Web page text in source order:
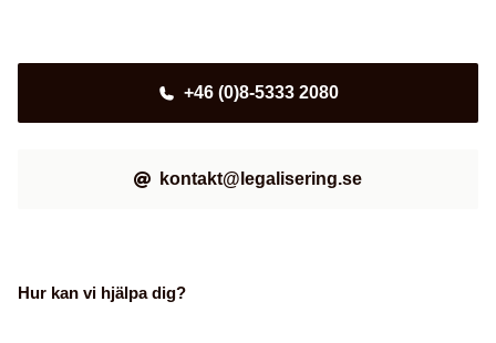
+46 (0)8-5333 2080
kontakt@legalisering.se
Hur kan vi hjälpa dig?